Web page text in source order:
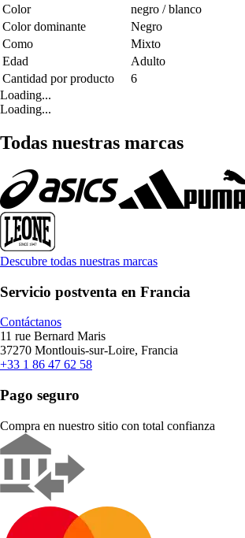
Color
negro / blanco
Color dominante
Negro
Como
Mixto
Edad
Adulto
Cantidad por producto
6
Loading...
Loading...
Todas nuestras marcas
Descubre todas nuestras marcas
Servicio postventa en Francia
Contáctanos
11 rue Bernard Maris
37270 Montlouis-sur-Loire, Francia
+33 1 86 47 62 58
Pago seguro
Compra en nuestro sitio con total confianza